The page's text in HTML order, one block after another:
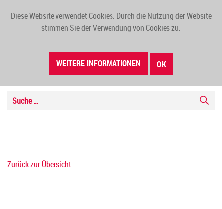
Diese Website verwendet Cookies. Durch die Nutzung der Website
stimmen Sie der Verwendung von Cookies zu.
WEITERE INFORMATIONEN OK
Zurück zur Übersicht